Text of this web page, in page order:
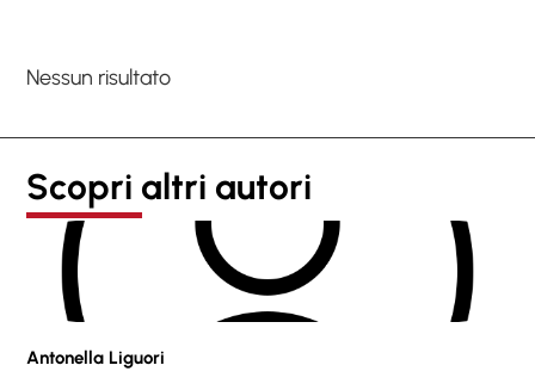
Nessun risultato
Scopri altri autori
Antonella Liguori